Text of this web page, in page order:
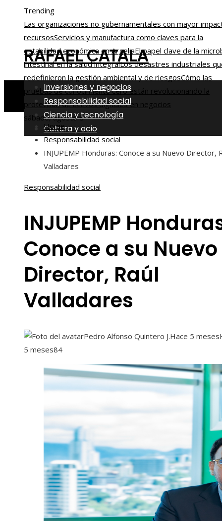
Trending
Las organizaciones no gubernamentales con mayor
recursosServicios y manufactura como claves para la
estabilidad económica en ArgeliaEl papel clave de la
intestinal en la salud integralLos desastres industriales
redefinieron la gestión ambiental y de riesgosCómo las
pruebas de conocimiento cero están revolucionando la
protección de activos digitales en negocios
sábado, agosto 8
RAFAEL CATALA
Inversiones y negocios
Responsabilidad social
Ciencia y tecnología
Cultura y ocio
Home
Responsabilidad social
INJUPEMP Honduras: Conoce a su Nuevo Director,
Valladares
Responsabilidad social
INJUPEMP
Conoce a su Nuevo
Director, Raúl
Valladares
Pedro Alfonso Quintero J.Hace 5 meses
5 meses84